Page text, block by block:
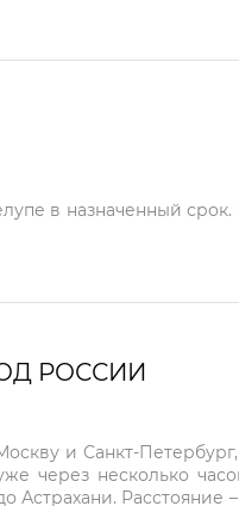
в назначенный
РОССИИ
и Санкт-
через несколько